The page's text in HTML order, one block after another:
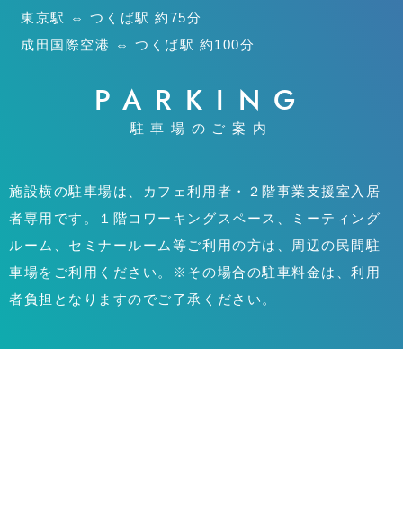
東京駅 ⇔ つくば駅 約75分
成田国際空港 ⇔ つくば駅 約100分
PARKING
駐車場のご案内
施設横の駐車場は、カフェ利用者・２階事業支援室入居
者専用です。１階コワーキングスペース、ミーティング
ルーム、セミナールーム等ご利用の方は、周辺の民間駐
車場をご利用ください。※その場合の駐車料金は、利用
者負担となりますのでご了承ください。